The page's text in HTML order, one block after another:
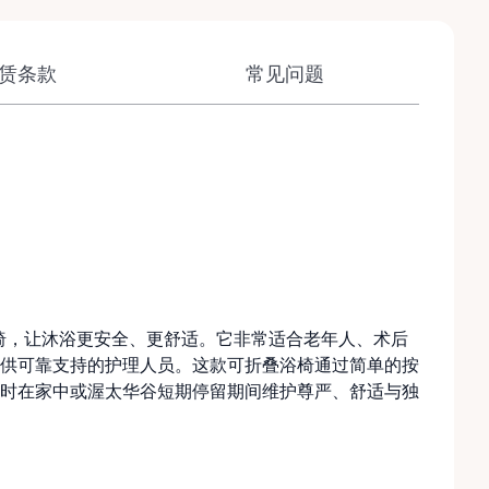
条款 常见问题
让沐浴更安全、更舒适。它非常适合老年人、术后
可靠支持的护理人员。这款可折叠浴椅通过简单的按
在家中或渥太华谷短期停留期间维护尊严、舒适与独